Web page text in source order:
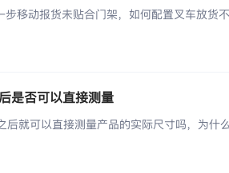
移动报货未贴合门架，如何配置叉车放货
是否可以直接测量
就可以直接测量产品的实际尺寸吗，为什